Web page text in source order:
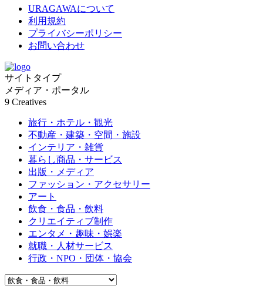
URAGAWAについて
利用規約
プライバシーポリシー
お問い合わせ
サイトタイプ
メディア・ポータル
9 Creatives
旅行・ホテル・観光
不動産・建築・空間・施設
インテリア・雑貨
暮らし商品・サービス
出版・メディア
ファッション・アクセサリー
アート
飲食・食品・飲料
クリエイティブ制作
エンタメ・趣味・娯楽
就職・人材サービス
行政・NPO・団体・協会